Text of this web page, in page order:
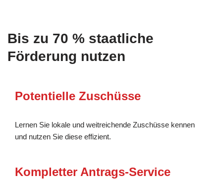
Bis zu 70 % staatliche
Förderung nutzen
Potentielle Zuschüsse
Lernen Sie lokale und weitreichende Zuschüsse kennen
und nutzen Sie diese effizient.
Kompletter Antrags-Service